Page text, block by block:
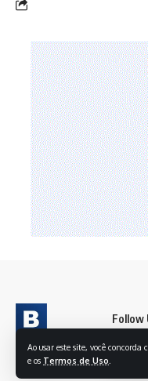
Ao usar este site, você concorda
e os Termos de Uso
Follow
© 2024